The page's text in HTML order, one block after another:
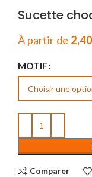
Sucette
À partir de 2,40
MOTIF
Comparer